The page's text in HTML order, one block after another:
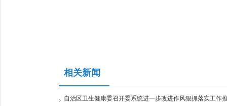
相关新闻
自治区卫生健康委召开委系统进一步改进作风狠抓落实工作